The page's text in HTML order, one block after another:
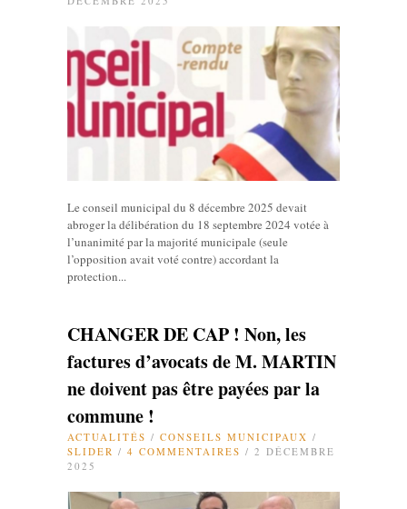
Le conseil municipal du 8 décembre 2025 devait
abroger la délibération du 18 septembre 2024 votée à
l’unanimité par la majorité municipale (seule
l’opposition avait voté contre) accordant la
protection...
CHANGER DE CAP ! Non, les
factures d’avocats de M. MARTIN
ne doivent pas être payées par la
commune !
ACTUALITÉS / CONSEILS MUNICIPAUX /
SLIDER / 4 COMMENTAIRES / 2 DÉCEMBRE
2025